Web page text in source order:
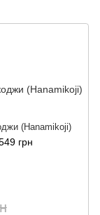
(Hanamikoji)
грн